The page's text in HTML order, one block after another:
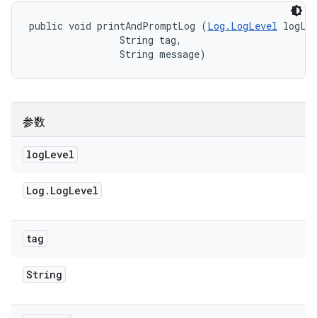
public void printAndPromptLog (Log.LogLevel
                String tag,
                String message)
参数
logLevel
Log . LogLevel
tag
String